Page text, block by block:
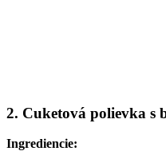
2. Cuketová polievka s
Ingrediencie: